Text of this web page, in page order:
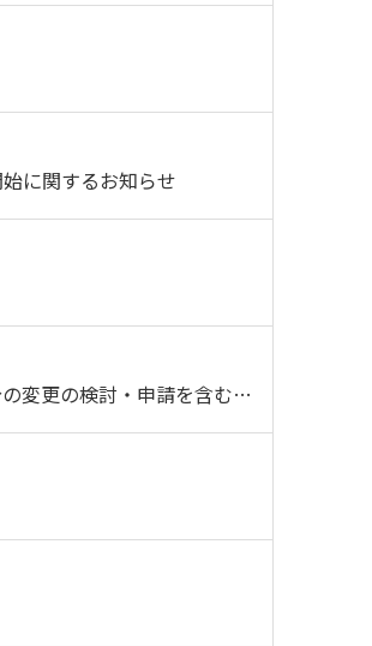
に関するお知らせ
上場維持基準（流通株式時価総額）への適合に向けた計画（改善期間入り、市場区分の変更の検討・申請を含む）について